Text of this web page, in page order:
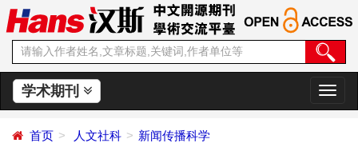
学术期刊
切
换
首页 人文社科 新闻传播科学